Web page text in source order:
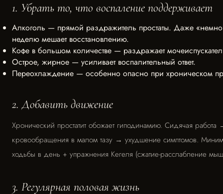
1. Убрать то, что воспаление поддерживает
Алкоголь — прямой раздражитель простаты. Даже
неделю мешает восстановлению.
Кофе в большом количестве — раздражает
Острое, жирное — усиливает воспалительный ответ.
Переохлаждение — особенно опасно при хроническом
2. Добавить движение
Хронический простатит обожает гиподинамию. Сидячая работа
кровообращения в малом тазу → ухудшение симптомов.
ходьбы в день + упражнения Кегеля (сжатие-расслабление
3. Регулярная половая жизнь